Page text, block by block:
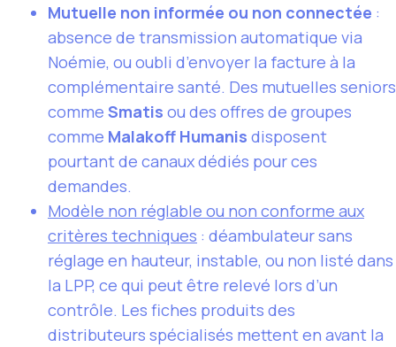
Mutuelle non informée ou non connectée :
absence de transmission automatique via
Noémie, ou oubli d’envoyer la facture à la
complémentaire santé. Des mutuelles seniors
comme Smatis ou des offres de groupes
comme Malakoff Humanis disposent
pourtant de canaux dédiés pour ces
demandes.
Modèle non réglable ou non conforme aux
critères techniques : déambulateur sans
réglage en hauteur, instable, ou non listé dans
la LPP, ce qui peut être relevé lors d’un
contrôle. Les fiches produits des
distributeurs spécialisés mettent en avant la